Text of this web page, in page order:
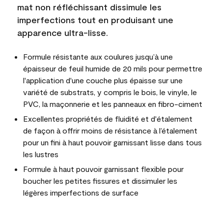
mat non réfléchissant dissimule les
imperfections tout en produisant une
apparence ultra-lisse.
Formule résistante aux coulures jusqu’à une
épaisseur de feuil humide de 20 mils pour permettre
l'application d'une couche plus épaisse sur une
variété de substrats, y compris le bois, le vinyle, le
PVC, la maçonnerie et les panneaux en fibro-ciment
Excellentes propriétés de fluidité et d'étalement
de façon à offrir moins de résistance à l’étalement
pour un fini à haut pouvoir garnissant lisse dans tous
les lustres
Formule à haut pouvoir garnissant flexible pour
boucher les petites fissures et dissimuler les
légères imperfections de surface